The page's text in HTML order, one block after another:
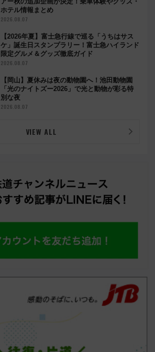
ホテル情報まとめ
2026.08.07
【2026年夏】富士急行線で巡る「うちはサス
ケ」誕生日スタンプラリー！富士急ハイランド
限定グルメ＆グッズ徹底ガイド
2026.08.07
【岡山】夏休みは夜の動物園へ！池田動物園
「光のナイトズー2026」で光と動物が彩る特
別な夜
2026.08.07
VIEW ALL